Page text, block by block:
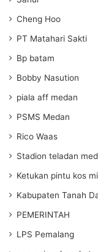
Cheng Hoo
PT Matahari Sakti
Bp batam
Bobby Nasution
piala aff medan
PSMS Medan
Rico Waas
Stadion teladan
Ketukan pintu kos
Kabupaten Tanah
PEMERINTAH
LPS Pemalang